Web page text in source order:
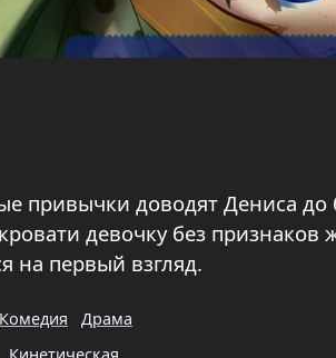
привычки доводят Дениса
девочку без
на первый взгляд.
Комедия Драма